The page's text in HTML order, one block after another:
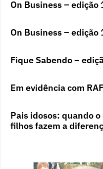
On Business – edição
On Business – edição
Fique Sabendo –
Em evidência com
Pais idosos: quando
filhos fazem a